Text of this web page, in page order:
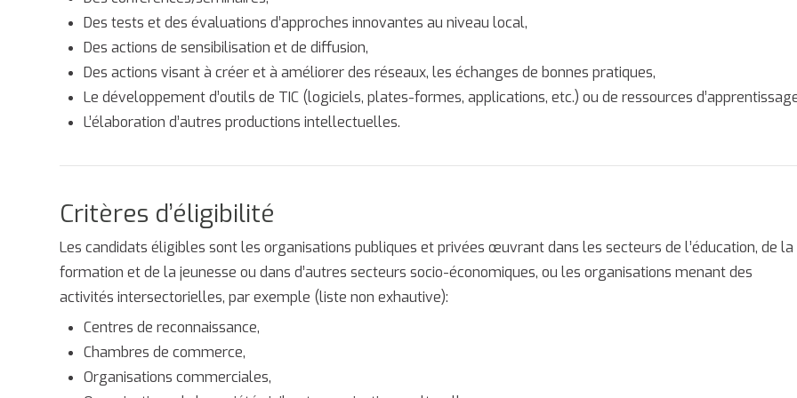
Des tests et des évaluations d’approches innovantes au niveau local,
Des actions de sensibilisation et de diffusion,
Des actions visant à créer et à améliorer des réseaux, les échanges de bonnes pratiques,
Le développement d’outils de TIC (logiciels, plates-formes, applications, etc.) ou de ressources
L’élaboration d’autres productions intellectuelles.
Critères d’éligibilité
Les candidats éligibles sont les organisations publiques et privées œuvrant dans les secteurs de l’éducation, de la
formation et de la jeunesse ou dans d’autres secteurs socio-économiques, ou les organisations menant des
activités intersectorielles, par exemple (liste non exhautive):
Centres de reconnaissance,
Chambres de commerce,
Organisations commerciales,